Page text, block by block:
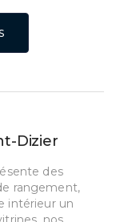
Dizier
des
rangement,
intérieur un